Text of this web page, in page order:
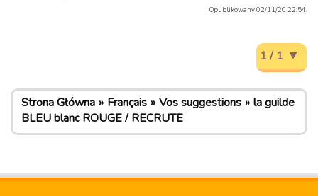
Opublikowany 02/11/20 22:54.
1 / 1
Strona Główna Français Vos suggestions
la guilde
BLEU blanc ROUGE / RECRUTE